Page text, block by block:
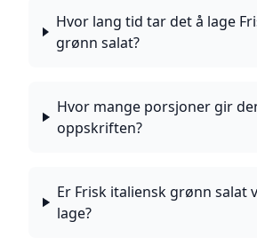
Hvor lang tid tar det å lage
grønn salat?
Hvor mange porsjoner gir
oppskriften?
Er Frisk italiensk grønn salat
lage?